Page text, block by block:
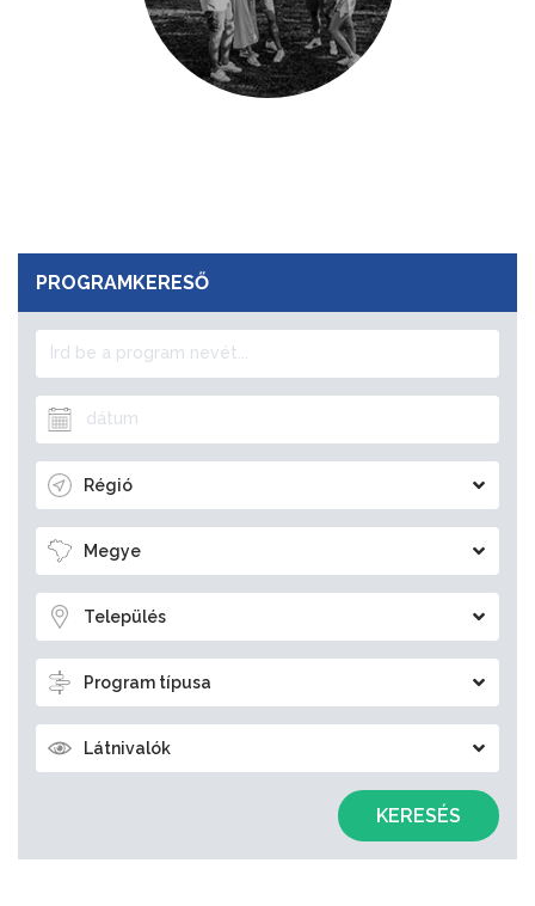
PROGRAMKERESŐ
Régió
Megye
Település
Program típusa
Látnivalók
KERESÉS